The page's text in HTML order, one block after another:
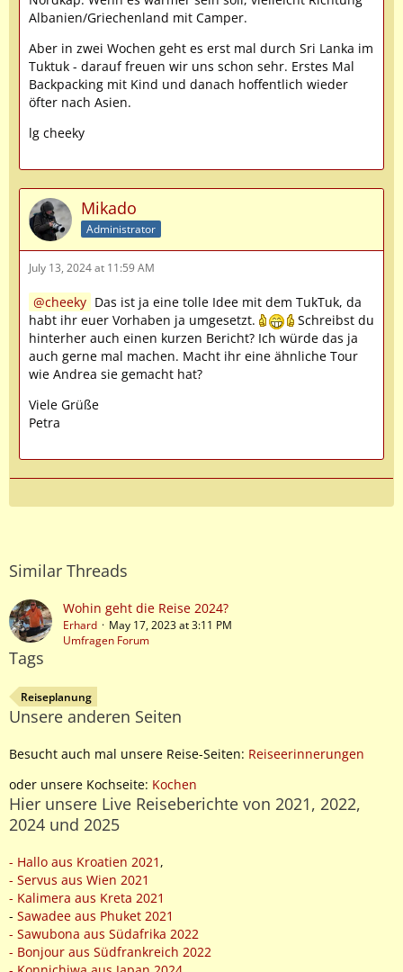
Albanien/Griechenland mit Camper.
Aber in zwei Wochen geht es erst mal durch Sri Lanka im
Tuktuk - darauf freuen wir uns schon sehr. Erstes Mal
Backpacking mit Kind und danach hoffentlich wieder
öfter nach Asien.
lg cheeky
Mikado
Administrator
July 13, 2024 at 11:59 AM
cheeky Das ist ja eine tolle Idee mit dem TukTuk, da
habt ihr euer Vorhaben ja umgesetzt.
Schreibst du
hinterher auch einen kurzen Bericht? Ich würde das ja
auch gerne mal machen. Macht ihr eine ähnliche Tour
wie Andrea sie gemacht hat?
Viele Grüße
Petra
Similar Threads
Wohin geht die Reise 2024?
Erhard
May 17, 2023 at 3:11 PM
Umfragen Forum
Tags
Reiseplanung
Unsere anderen Seiten
Besucht auch mal unsere Reise-Seiten: Reiseerinnerungen
oder unsere Kochseite: Kochen
Hier unsere Live Reiseberichte von 2021, 2022,
2024 und 2025
- Hallo aus Kroatien 2021 ,
- Servus aus Wien 2021
- Kalimera aus Kreta 2021
- Sawadee aus Phuket 2021
- Sawubona aus Südafrika 2022
- Bonjour aus Südfrankreich 2022